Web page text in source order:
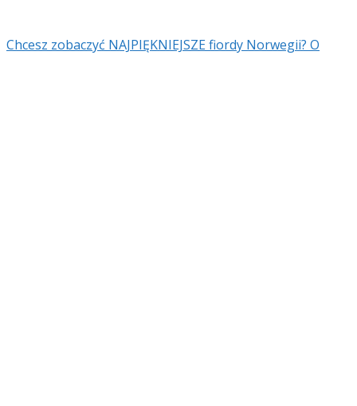
Chcesz zobaczyć NAJPIĘKNIEJSZE fiordy Norwegii? O